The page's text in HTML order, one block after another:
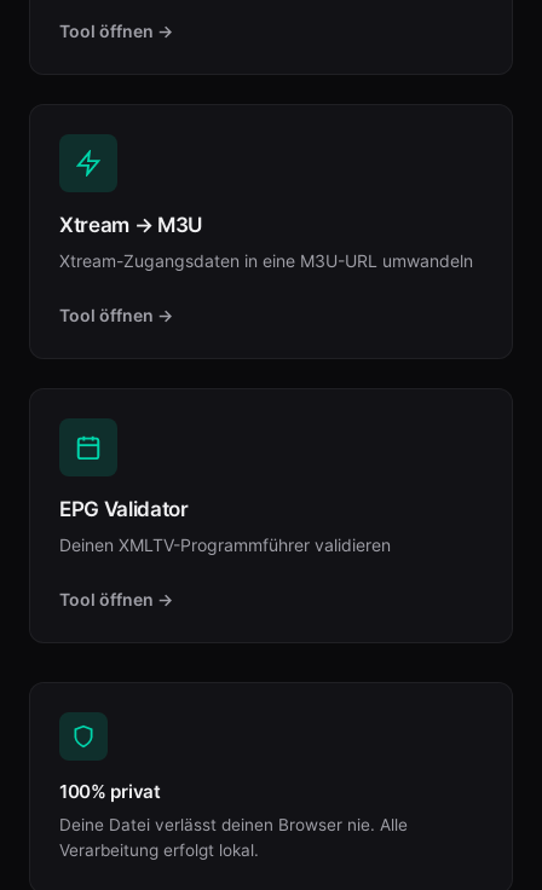
Tool öffnen →
Xtream → M3U
Xtream-Zugangsdaten in eine M3U-URL umwandeln
Tool öffnen →
EPG Validator
Deinen XMLTV-Programmführer validieren
Tool öffnen →
100% privat
Deine Datei verlässt deinen Browser nie. Alle
Verarbeitung erfolgt lokal.